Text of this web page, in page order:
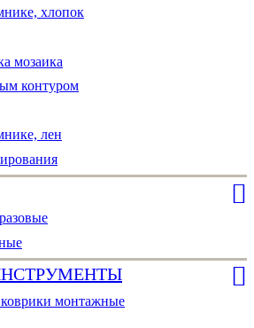
хлопок
мозаика
контуром
лен
монтажные